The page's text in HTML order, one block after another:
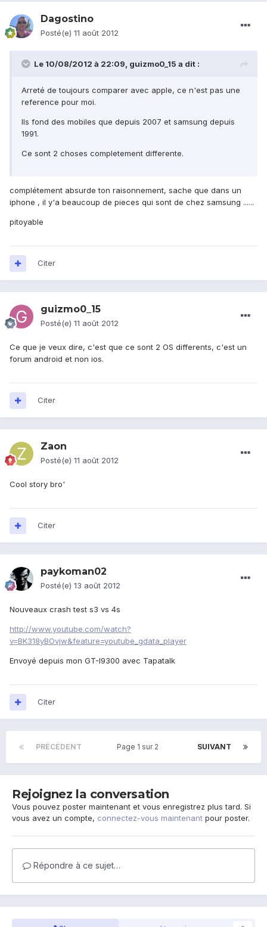
Dagostino
Posté(e) 11 août 2012
Le 10/08/2012 à 22:09, guizmo0_15 a dit :
Arreté de toujours comparer avec apple, ce n'est pas une
reference pour moi.
Ils fond des mobiles que depuis 2007 et samsung depuis
1991.
Ce sont 2 choses completement differente.
complétement absurde ton raisonnement, sache que dans un
iphone , il y'a beaucoup de pieces qui sont de chez samsung ......
pitoyable
Citer
guizmo0_15
Posté(e) 11 août 2012
Ce que je veux dire, c'est que ce sont 2 OS differents, c'est un
forum android et non ios.
Citer
Zaon
Posté(e) 11 août 2012
Cool story bro'
Citer
paykoman02
Posté(e) 13 août 2012
Nouveaux crash test s3 vs 4s
http://www.youtube.com/watch?
v=BK318yBOvjw&feature=youtube_gdata_player
Envoyé depuis mon GT-I9300 avec Tapatalk
Citer
PRÉCÉDENT SUIVANT
Page 1 sur 2
Rejoignez la conversation
Vous pouvez poster maintenant et vous enregistrez plus tard. Si
vous avez un compte, connectez-vous maintenant pour poster.
Répondre à ce sujet…